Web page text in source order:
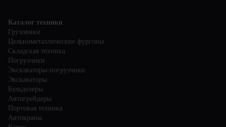
Каталог техники
Грузовики
Цельнометаллические фургоны
Складская техника
Погрузчики
Экскаваторы-погрузчики
Экскаваторы
Бульдозеры
Автогрейдеры
Портовая техника
Автокраны